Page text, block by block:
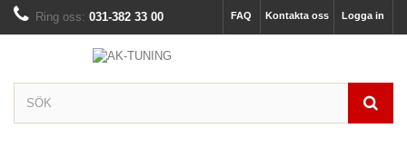
Logga in
Kontakta oss
FAQ
Ring oss: 031-382 33 00